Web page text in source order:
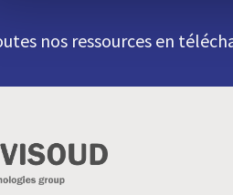
nos ressources en